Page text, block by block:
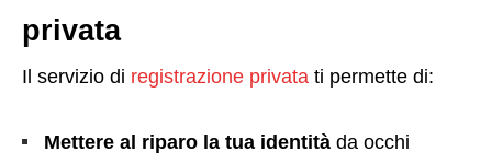
privata
Il servizio di registrazione privata ti permette di:
Mettere al riparo la tua identità da occhi